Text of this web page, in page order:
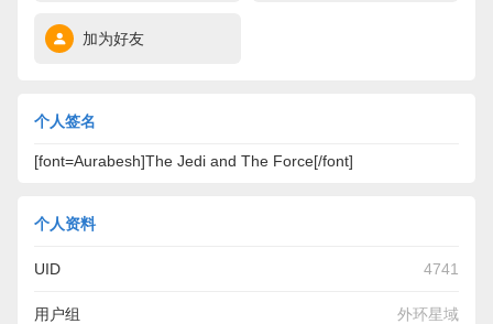
加为好友
个人签名
[font=Aurabesh]The Jedi and The Force[/font]
个人资料
UID 4741
用户组 外环星域